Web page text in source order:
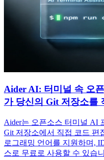
Aider AI: 터미널 속 오
가 당신의 Git 저장소를
Aider는 오픈소스 터미널 AI
Git 저장소에서 직접 코드 편
로그래밍 언어를 지원하며,
스로 무료로 사용할 수 있습